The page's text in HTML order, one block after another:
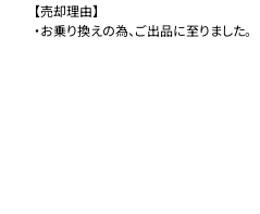
【売却理由】
・お乗り換えの為、ご出品に至りました。